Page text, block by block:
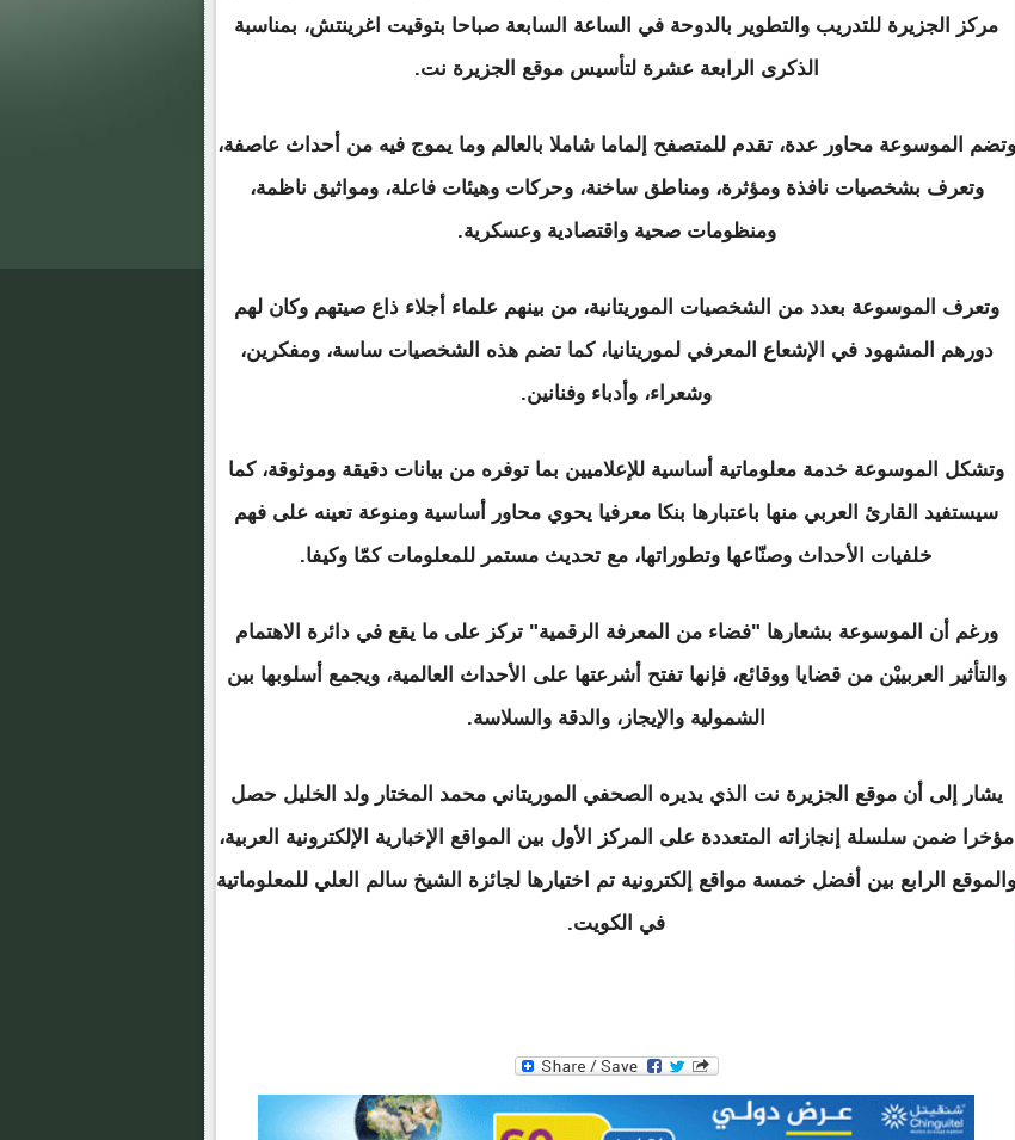
مركز الجزيرة للتدريب والتطوير بالدوحة في الساعة السابعة صباحا بتوقيت اغرينتش، بمناسبة
الذكرى الرابعة عشرة لتأسيس موقع الجزيرة نت.
وتضم الموسوعة محاور عدة، تقدم للمتصفح إلماما شاملا بالعالم وما يموج فيه من أحداث عاصفة،
وتعرف بشخصيات نافذة ومؤثرة، ومناطق ساخنة، وحركات وهيئات فاعلة، ومواثيق ناظمة،
ومنظومات صحية واقتصادية وعسكرية.
وتعرف الموسوعة بعدد من الشخصيات الموريتانية، من بينهم علماء أجلاء ذاع صيتهم وكان لهم
دورهم المشهود في الإشعاع المعرفي لموريتانيا، كما تضم هذه الشخصيات ساسة، ومفكرين،
وشعراء، وأدباء وفنانين.
وتشكل الموسوعة خدمة معلوماتية أساسية للإعلاميين بما توفره من بيانات دقيقة وموثوقة، كما
سيستفيد القارئ العربي منها باعتبارها بنكا معرفيا يحوي محاور أساسية ومنوعة تعينه على فهم
خلفيات الأحداث وصنّاعها وتطوراتها، مع تحديث مستمر للمعلومات كمّا وكيفا.
ورغم أن الموسوعة بشعارها "فضاء من المعرفة الرقمية" تركز على ما يقع في دائرة الاهتمام
والتأثير العربييْن من قضايا ووقائع، فإنها تفتح أشرعتها على الأحداث العالمية، ويجمع أسلوبها بين
الشمولية والإيجاز، والدقة والسلاسة.
يشار إلى أن موقع الجزيرة نت الذي يديره الصحفي الموريتاني محمد المختار ولد الخليل حصل
مؤخرا ضمن سلسلة إنجازاته المتعددة على المركز الأول بين المواقع الإخبارية الإلكترونية العربية،
والموقع الرابع بين أفضل خمسة مواقع إلكترونية تم اختيارها لجائزة الشيخ سالم العلي للمعلوماتية
في الكويت.